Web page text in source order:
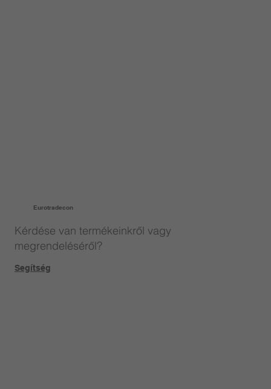
Eurotradecon
Kérdése van termékeinkről vagy
megrendeléséről?
Segítség